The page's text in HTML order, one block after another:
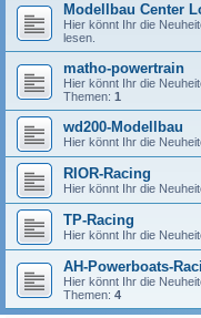
Modellbau Center
Hier könnt Ihr die
lesen.
matho-powertrain
Hier könnt Ihr die
Themen: 1
wd200-Modellbau
Hier könnt Ihr die
RIOR-Racing
Hier könnt Ihr die
TP-Racing
Hier könnt Ihr die
AH-Powerboats-
Hier könnt Ihr die
Themen: 4